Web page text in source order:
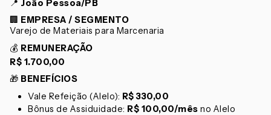
📍 João Pessoa/PB
🏢 EMPRESA / SEGMENTO
Varejo de Materiais para Marcenaria
💰 REMUNERAÇÃO
R$ 1.700,00
🎁 BENEFÍCIOS
Vale Refeição (Alelo): R$ 330,00
Bônus de Assiduidade: R$ 100,00/mês no Alelo